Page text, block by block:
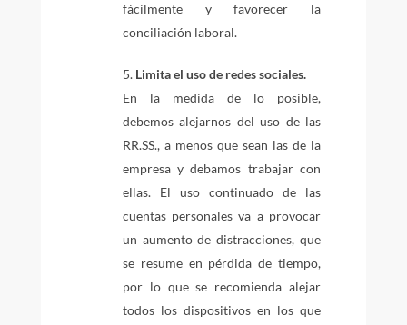
fácilmente y favorecer la
conciliación laboral.
Limita el uso de redes sociales.
En la medida de lo posible,
debemos alejarnos del uso de las
RR.SS., a menos que sean las de la
empresa y debamos trabajar con
ellas. El uso continuado de las
cuentas personales va a provocar
un aumento de distracciones, que
se resume en pérdida de tiempo,
por lo que se recomienda alejar
todos los dispositivos en los que